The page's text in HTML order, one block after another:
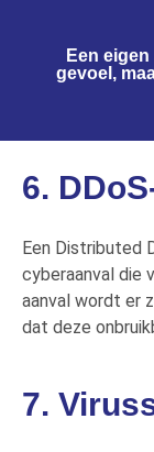
Een
gevoel,
6.
Een Distributed
cyberaanval die
aanval wordt er
dat deze
7.